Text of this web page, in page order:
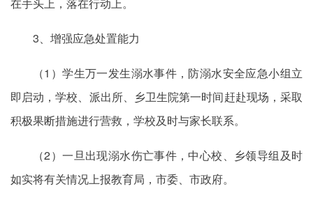
3、增强应急处置能力
（1）学生万一发生溺水事件，防溺水安全应急小组立
即启动，学校、派出所、乡卫生院第一时间赶赴现场，采取
积极果断措施进行营救，学校及时与家长联系。
（2）一旦出现溺水伤亡事件，中心校、乡领导组及时
如实将有关情况上报教育局，市委、市政府。